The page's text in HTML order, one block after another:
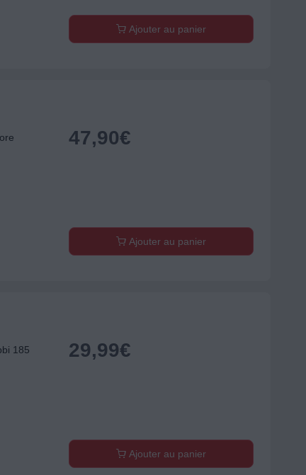
Ajouter au panier
47,90€
Ajouter au panier
185
29,99€
Ajouter au panier